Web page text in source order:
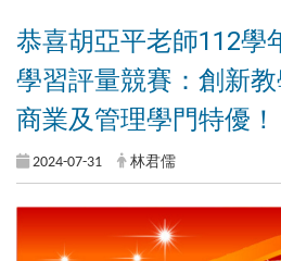
恭喜胡亞平老師112學
學習評量競賽：創新
商業及管理學門特優！
2024-07-31 林君儒